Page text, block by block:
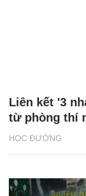
HỌC ĐƯỜNG
Liên kết '3
từ phòng thí